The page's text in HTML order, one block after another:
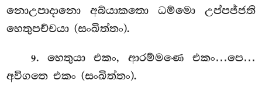
නොඋපාදානො අබ්යාකතො ධම්මො උප්පජ්ජති
හෙතුපච්චයා (සංඛිත්තං).
9. හෙතුයා එකං, ආරම්මණෙ එකං…පෙ…
අවිගතෙ එකං (සංඛිත්තං).